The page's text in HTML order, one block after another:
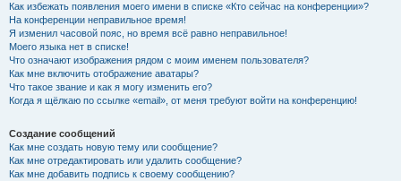
Как избежать появления моего имени в списке «Кто сейчас на конференции»?
На конференции неправильное время!
Я изменил часовой пояс, но время всё равно неправильное!
Моего языка нет в списке!
Что означают изображения рядом с моим именем пользователя?
Как мне включить отображение аватары?
Что такое звание и как я могу изменить его?
Когда я щёлкаю по ссылке «email», от меня требуют войти на конференцию!
Создание сообщений
Как мне создать новую тему или сообщение?
Как мне отредактировать или удалить сообщение?
Как мне добавить подпись к своему сообщению?